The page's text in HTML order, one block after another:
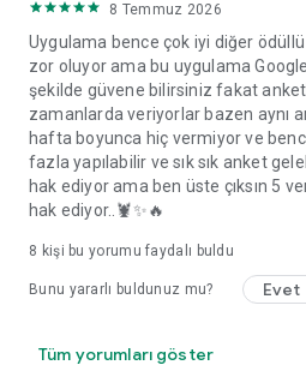
8 Temmuz 2026
Uygulama bence çok iyi diğer
zor oluyor ama bu uygulama
şekilde güvene bilirsiniz fakat
zamanlarda veriyorlar bazen aynı
hafta boyunca hiç vermiyor ve
fazla yapılabilir ve sık sık anket
hak ediyor ama ben üste çıksın 5
hak ediyor..🦞✨🔥
8 kişi bu yorumu faydalı buldu
Bunu yararlı buldunuz mu? Evet
Tüm yorumları göster